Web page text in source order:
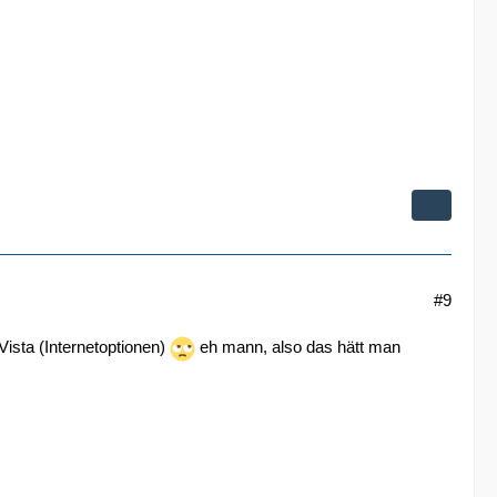
#9
(Internetoptionen) eh mann, also das hätt man